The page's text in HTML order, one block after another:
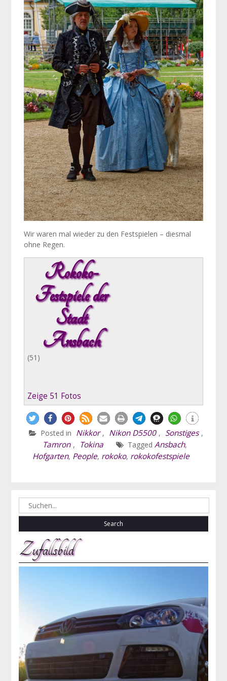
Wir waren mal wieder zu den Festspielen – diesmal
ohne Regen.
Rokoko-
Festspiele der
Stadt
Ansbach
(51)
Zeige 51 Fotos
Posted in Nikkor , Nikon D5500 , Sonstiges ,
Tamron , Tokina Tagged Ansbach,
Hofgarten, People, rokoko, rokokofestspiele
Search
for:
Zufallsbild